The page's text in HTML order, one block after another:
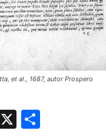
et al., 1687, autor Prospero
X